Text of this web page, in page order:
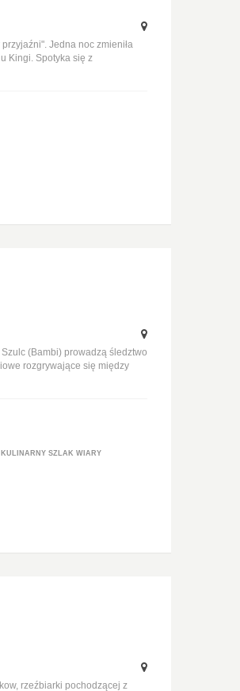
Jedna noc zmieniła
Kingi. Spotyka się z
(Bambi) prowadzą śledztwo
rozgrywające się między
SZLAK WIARY
rzeźbiarki pochodzącej z